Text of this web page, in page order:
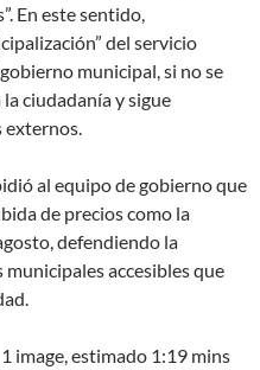
En este sentido,
del servicio
municipal, si no se
ciudadanía y sigue
al equipo de gobierno que
de precios como la
defendiendo la
accesibles que
image, estimado 1:19 mins